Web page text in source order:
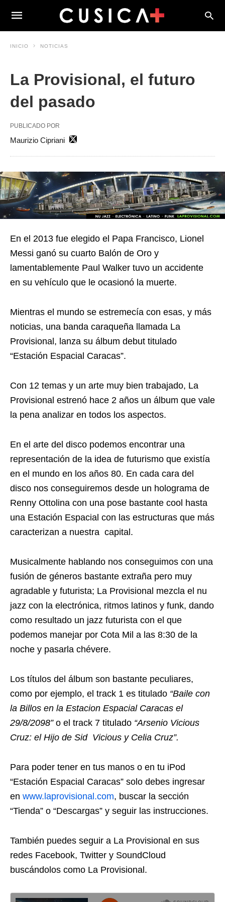
INICIO NOTICIAS
La Provisional, el futuro
del pasado
PUBLICADO POR
Maurizio Cipriani
En el 2013 fue elegido el Papa Francisco, Lionel
Messi ganó su cuarto Balón de Oro y
lamentablemente Paul Walker tuvo un accidente
en su vehículo que le ocasionó la muerte.
Mientras el mundo se estremecía con esas, y más
noticias, una banda caraqueña llamada La
Provisional, lanza su álbum debut titulado
“Estación Espacial Caracas”.
Con 12 temas y un arte muy bien trabajado, La
Provisional estrenó hace 2 años un álbum que vale
la pena analizar en todos los aspectos.
En el arte del disco podemos encontrar una
representación de la idea de futurismo que existía
en el mundo en los años 80. En cada cara del
disco nos conseguiremos desde un holograma de
Renny Ottolina con una pose bastante cool hasta
una Estación Espacial con las estructuras que más
caracterizan a nuestra capital.
Musicalmente hablando nos conseguimos con una
fusión de géneros bastante extraña pero muy
agradable y futurista; La Provisional mezcla el nu
jazz con la electrónica, ritmos latinos y funk, dando
como resultado un jazz futurista con el que
podemos manejar por Cota Mil a las 8:30 de la
noche y pasarla chévere.
Los títulos del álbum son bastante peculiares,
como por ejemplo, el track 1 es titulado “Baile con
la Billos en la Estacion Espacial Caracas el
29/8/2098”o el track 7 titulado “Arsenio Vicious
Cruz: el Hijo de Sid Vicious y Celia Cruz”.
Para poder tener en tus manos o en tu iPod
“Estación Espacial Caracas” solo debes ingresar
en www.laprovisional.com, buscar la sección
“Tienda” o “Descargas” y seguir las instrucciones.
También puedes seguir a La Provisional en sus
redes Facebook, Twitter y SoundCloud
buscándolos como La Provisional.